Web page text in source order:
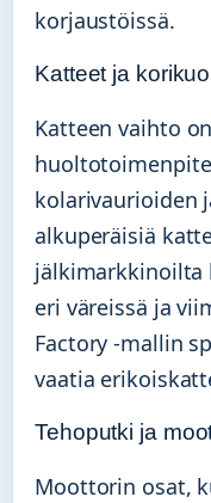
korjaustöissä.
Katteet ja
Katteen vaihto
kolarivaurioiden
alkuperäisiä
jälkimarkkinoilta
eri väreissä ja
Factory -mallin
vaatia
Tehoputki ja
Moottorin osat,